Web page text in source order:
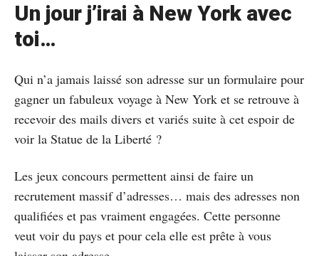
Un jour j’irai à New York avec
toi…
Qui n’a jamais laissé son adresse sur un formulaire pour
gagner un fabuleux voyage à New York et se retrouve à
recevoir des mails divers et variés suite à cet espoir de
voir la Statue de la Liberté ?
Les jeux concours permettent ainsi de faire un
recrutement massif d’adresses… mais des adresses non
qualifiées et pas vraiment engagées. Cette personne
veut voir du pays et pour cela elle est prête à vous